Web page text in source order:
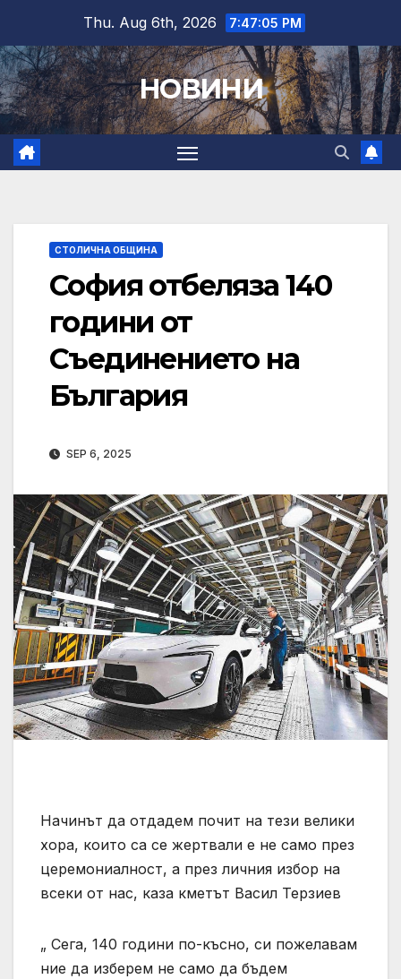
content
Thu. Aug 6th, 2026 7:47:06 PM
НОВИНИ
СТОЛИЧНА ОБЩИНА
София отбеляза 140
години от
Съединението на
България
SEP 6, 2025
Начинът да отдадем почит на тези велики
хора, които са се жертвали е не само през
церемониалност, а през личния избор на
всеки от нас, каза кметът Васил Терзиев
„ Сега, 140 години по-късно, си пожелавам
ние да изберем не само да бъдем